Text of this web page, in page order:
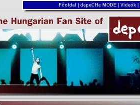
Főoldal depeCHe MODE Videók